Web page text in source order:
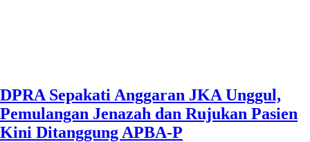
DPRA Sepakati Anggaran JKA Unggul,
Pemulangan Jenazah dan Rujukan Pasien
Kini Ditanggung APBA-P